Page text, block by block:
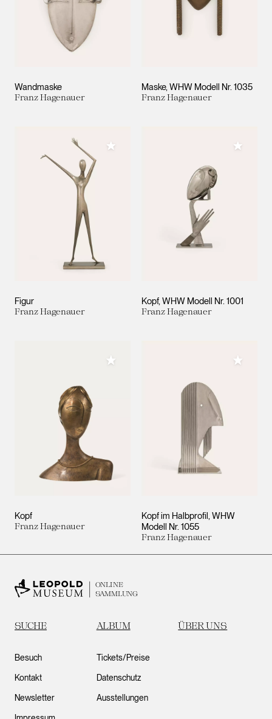
Wandmaske
Franz Hagenauer
Maske, WHW Modell Nr. 1035
Franz Hagenauer
Figur
Franz Hagenauer
Meiner Sammlung hinzufügen
Kopf, WHW Modell Nr. 1001
Franz Hagenauer
Meiner
Kopf
Franz Hagenauer
Meiner Sammlung hinzufügen
Kopf im Halbprofil, WHW
Modell Nr. 1055
Franz Hagenauer
Meiner
ONLINE
SAMMLUNG
SUCHE ALBUM ÜBER UNS
Besuch
Kontakt
Newsletter
Tickets/Preise
Datenschutz
Ausstellungen